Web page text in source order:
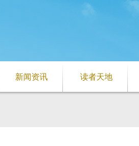
新闻资讯 读者天地